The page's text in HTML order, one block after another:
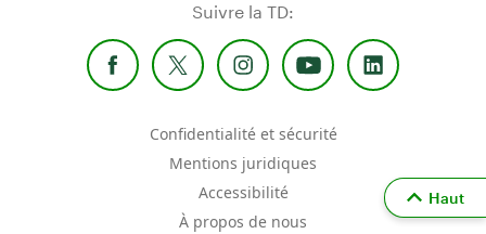
Suivre la TD:
Confidentialité et sécurité
Mentions juridiques
Accessibilité
À propos de nous
Haut